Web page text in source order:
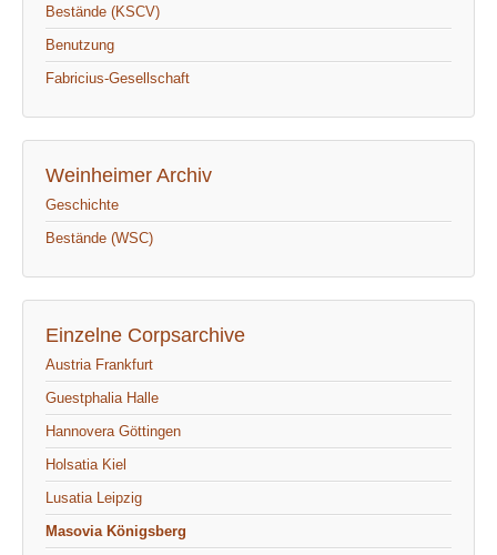
Bestände (KSCV)
Benutzung
Fabricius-Gesellschaft
Weinheimer Archiv
Geschichte
Bestände (WSC)
Einzelne Corpsarchive
Austria Frankfurt
Guestphalia Halle
Hannovera Göttingen
Holsatia Kiel
Lusatia Leipzig
Masovia Königsberg